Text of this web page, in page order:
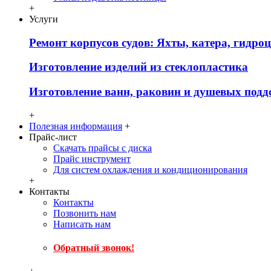
+
Услуги
Ремонт корпусов судов: Яхты, катера,
Изготовление изделий из стеклопластика
Изготовление ванн, раковин и душевых
+
Полезная информация +
Прайс-лист
Скачать прайсы с диска
Прайс инструмент
Для систем охлаждения и кондиционирования
+
Контакты
Контакты
Позвонить нам
Написать нам
Обратный звонок!